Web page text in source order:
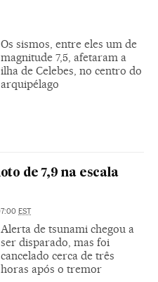
Os sismos, entre eles um de
magnitude 7,5, afetaram a
ilha de Celebes, no centro do
arquipélago
de 7,9 na escala
EST
Alerta de tsunami chegou a
ser disparado, mas foi
cancelado cerca de três
horas após o tremor